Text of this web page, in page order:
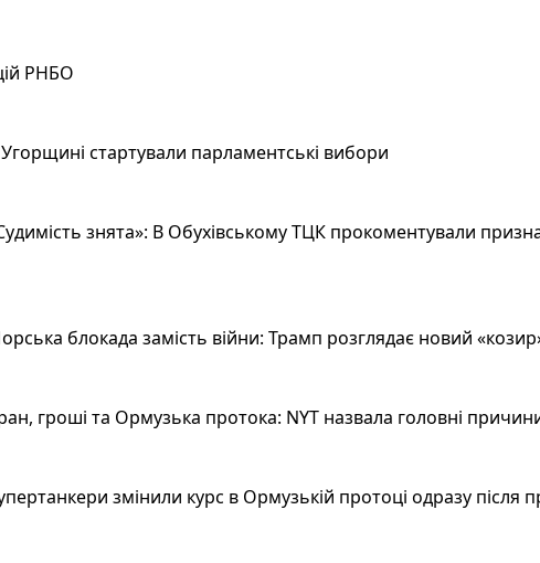
РНБО
стартували парламентські вибори
знята»: В Обухівському ТЦК прокоментували
блокада замість війни: Трамп розглядає новий
гроші та Ормузька протока: NYT назвала головні
змінили курс в Ормузькій протоці одразу після